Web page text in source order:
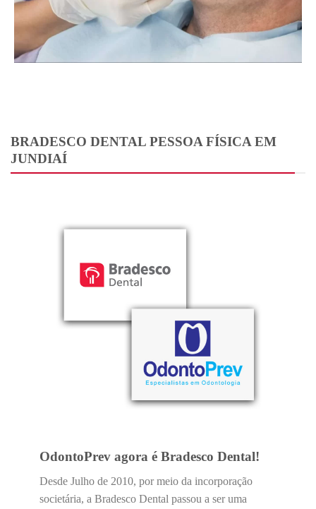
BRADESCO DENTAL PESSOA FÍSICA EM
JUNDIAÍ
OdontoPrev agora é Bradesco Dental!
Desde Julho de 2010, por meio da incorporação
societária, a Bradesco Dental passou a ser uma